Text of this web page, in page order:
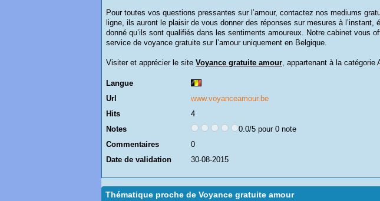
Pour toutes vos questions pressantes sur l’amour, contactez nos mediums
ligne, ils auront le plaisir de vous donner des réponses sur mesures à l’instant,
donné qu’ils sont qualifiés dans les sentiments amoureux. Notre cabinet vous
service de voyance gratuite sur l’amour uniquement en Belgique.
Visiter et apprécier le site Voyance gratuite amour, appartenant à la catégorie
Langue
Url
www.voyanceamour.be
Hits
4
Notes
0.0/5 pour 0 note
Commentaires
0
Date de validation
30-08-2015
Thématique proche de Voyance gratuite amour